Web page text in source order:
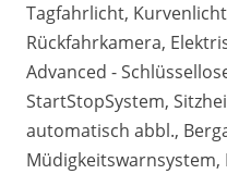
Tagfahrlicht,
Rückfahrkamera,
Advanced -
StartStopSystem,
automatisch abbl.,